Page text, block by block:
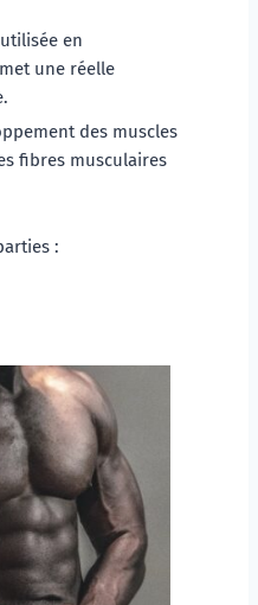
en
une réelle
des muscles
fibres musculaires
: